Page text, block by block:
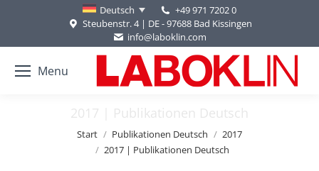
Deutsch
+49 971 7202 0
Steubenstr. 4 | DE - 97688 Bad Kissingen
info@laboklin.com
Menu
2017 | Publikationen Deutsch
Sie befinden sich hier:
Start Publikationen Deutsch
2017
2017 | Publikationen Deutsch